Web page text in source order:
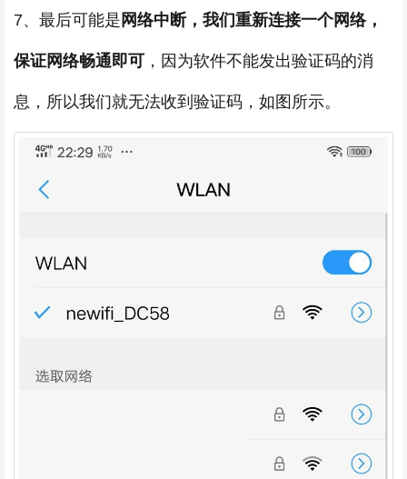
7、最后可能是 网络中断，我们重新连接一个网络，
保证网络畅通即可 ，因为软件不能发出验证码的消
息，所以我们就无法收到验证码，如图所示。